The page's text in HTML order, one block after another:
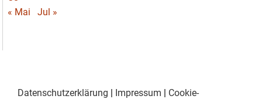
« Mai
Jul »
Datenschutzerklärung | Impressum | Cookie-